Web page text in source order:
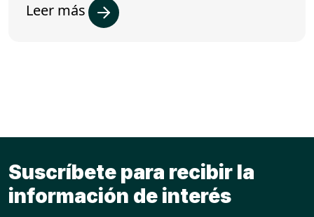
Leer más
Suscríbete para recibir la
información de interés